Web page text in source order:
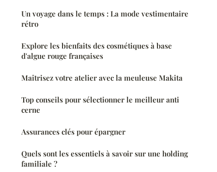
Un voyage dans le temps : La mode vestimentaire
rétro
Explore les bienfaits des cosmétiques à base
d'algue rouge françaises
Maîtrisez votre atelier avec la meuleuse Makita
Top conseils pour sélectionner le meilleur anti
cerne
Assurances clés pour épargner
Quels sont les essentiels à savoir sur une holding
familiale ?